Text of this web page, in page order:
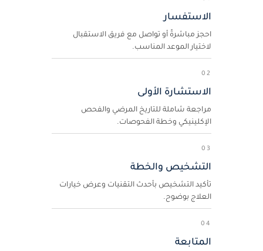
الاستفسار
احجز مباشرةً أو تواصل مع فريق الاستقبال
لاختيار الموعد المناسب.
الاستشارة الأولى
مراجعة شاملة للتاريخ المرضي والفحص
الإكلينيكي وخطة الفحوصات.
التشخيص والخطة
تأكيد التشخيص بأحدث التقنيات وعرض خيارات
العلاج بوضوح.
المتابعة